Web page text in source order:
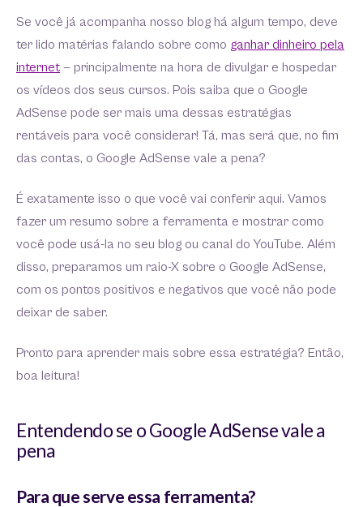
Se você já acompanha nosso blog há algum tempo, deve
ter lido matérias falando sobre como ganhar dinheiro pela
internet — principalmente na hora de divulgar e hospedar
os vídeos dos seus cursos. Pois saiba que o Google
AdSense pode ser mais uma dessas estratégias
rentáveis para você considerar! Tá, mas será que, no fim
das contas, o Google AdSense vale a pena?
É exatamente isso o que você vai conferir aqui. Vamos
fazer um resumo sobre a ferramenta e mostrar como
você pode usá-la no seu blog ou canal do YouTube. Além
disso, preparamos um raio-X sobre o Google AdSense,
com os pontos positivos e negativos que você não pode
deixar de saber.
Pronto para aprender mais sobre essa estratégia? Então,
boa leitura!
Entendendo se o Google AdSense vale a
pena
Para que serve essa ferramenta?